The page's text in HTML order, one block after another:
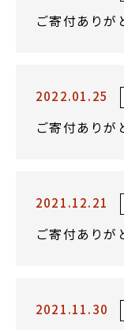
ご寄付ありが
2022.01.25
ご寄付ありが
2021.12.21
ご寄付ありが
2021.11.30